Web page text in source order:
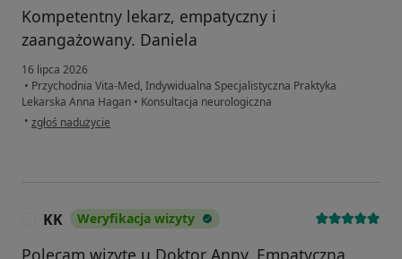
Kompetentny lekarz, empatyczny i
zaangażowany. Daniela
16 lipca 2026
• Przychodnia Vita-Med, Indywidualna Specjalistyczna Praktyka
Lekarska Anna Hagan • Konsultacja neurologiczna
• w opinii użytkownika Daniela
zgłoś nadużycie
KK Weryfikacja wizyty